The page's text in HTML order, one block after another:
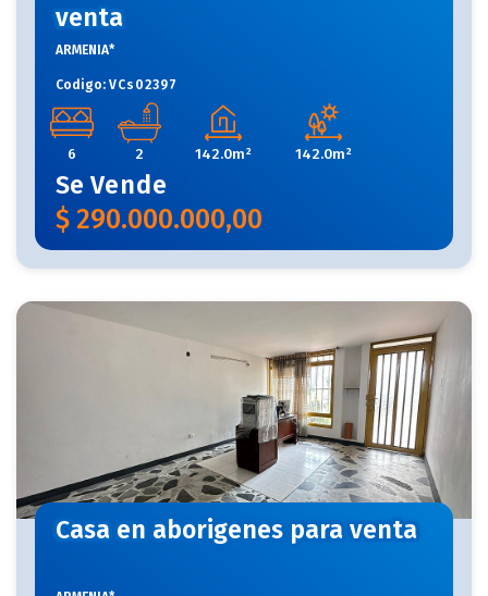
venta
ARMENIA*
Codigo: VCs02397
6 2 142.0m² 142.0m²
Se Vende
$ 290.000.000,00
Casa en aborigenes para venta